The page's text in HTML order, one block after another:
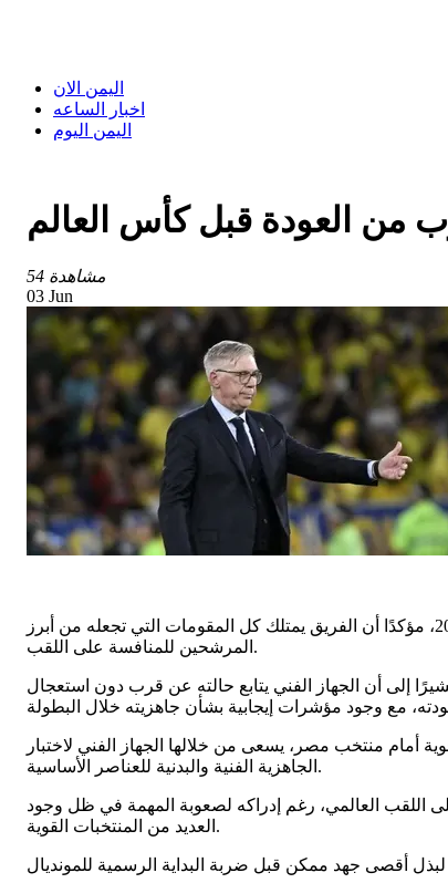
اليمن الان
اخبار الساعه
اليمن اليوم
من العودة قبل كأس العالم
54 مشاهدة
03 Jun
أبدى الإيطالي كارلو أنشيلوتي، المدير الفني لمنتخب البرازيل، تفاؤله الكبير بشأن استعدادات “السيليساو” لخوض منافسات كأس العالم 2026، مؤكدًا أن الفريق يمتلك كل المقومات التي تجعله من أبرز
المرشحين للمنافسة على اللقب.
إلى أن الجهاز الفني يتابع حالته عن قرب دون استعجال
أمام منتخب مصر، يسعى من خلالها الجهاز الفني لاختبار
الجاهزية الفنية والبدنية للعناصر الأساسية.
اللقب العالمي، رغم إدراكه لصعوبة المهمة في ظل وجود
العديد من المنتخبات القوية.